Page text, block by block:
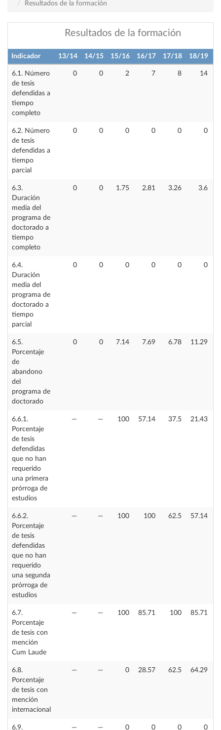
Resultados de la formación
Resultados de la formación
Indicador 13/14 14/15 15/16 16/17 17/18 18/19
6.1. Número
de tesis
defendidas a
tiempo
completo
0 0 2 7 8 14
6.2. Número
de tesis
defendidas a
tiempo
parcial
0 0 0 0 0 0
6.3.
Duración
media del
programa de
doctorado a
tiempo
completo
0 0 1.75 2.81 3.26 3.6
6.4.
Duración
media del
programa de
doctorado a
tiempo
parcial
0 0 0 0 0 0
6.5.
Porcentaje
de
abandono
del
programa de
doctorado
0 0 7.14 7.69 6.78 11.29
6.6.1.
Porcentaje
de tesis
defendidas
que no han
requerido
una primera
prórroga de
estudios
— — 100 57.14 37.5 21.43
6.6.2.
Porcentaje
de tesis
defendidas
que no han
requerido
una segunda
prórroga de
estudios
— — 100 100 62.5 57.14
6.7.
Porcentaje
de tesis con
mención
Cum Laude
— — 100 85.71 100 85.71
6.8.
Porcentaje
de tesis con
mención
internacional
— — 0 28.57 62.5 64.29
6.9.
— — 0 0 0 0